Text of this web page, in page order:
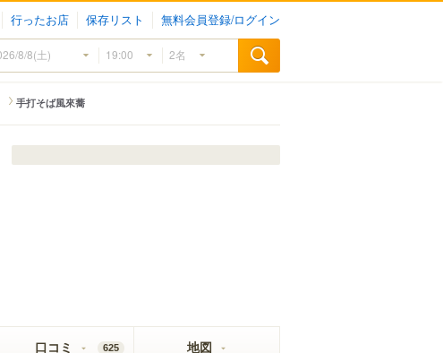
行ったお店 保存リスト 無料会員登録/ログイン
手打そば風來蕎
口コミ 625 地図